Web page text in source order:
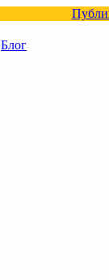
Публикуйте
Блог